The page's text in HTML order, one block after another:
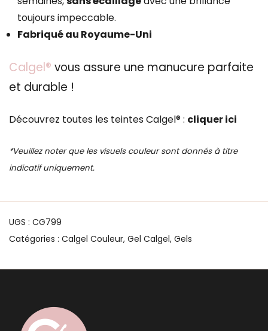
toujours impeccable.
Fabriqué au Royaume-Uni
Calgel® vous assure une manucure parfaite
et durable !
Découvrez toutes les teintes Calgel® : cliquer ici
*Veuillez noter que les visuels couleur sont donnés à titre
indicatif uniquement.
UGS : CG799
Catégories : Calgel Couleur, Gel Calgel, Gels